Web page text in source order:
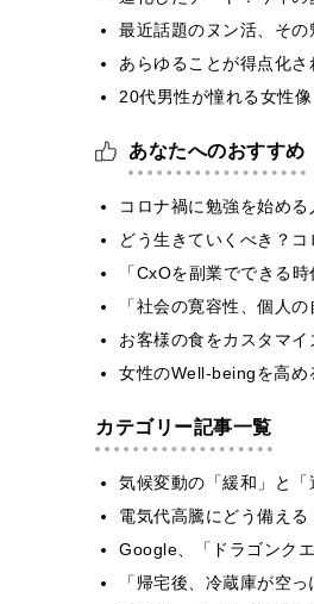
最近話題のヌン活、その
あらゆることが得点化さ
20代男性が憧れる女性
あなたへのおすすめ
コロナ禍に勉強を始め
どう生きていくべき？
「CxOを副業でできる
「社会の寛容性、個人
お客様の食をカスタマ
女性のWell-beingを高め
カテゴリー記事一覧
気候変動の「緩和」と
電気代高騰にどう備え
Google、「ドラゴンク
「帰宅後、冷蔵庫が空